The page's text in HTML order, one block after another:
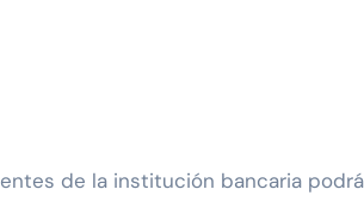
de la institución bancaria